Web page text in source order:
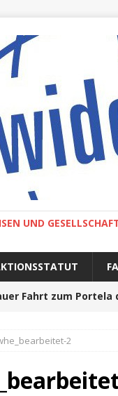
UND
Fahrt zum Portela
sofort elektrisch:
2